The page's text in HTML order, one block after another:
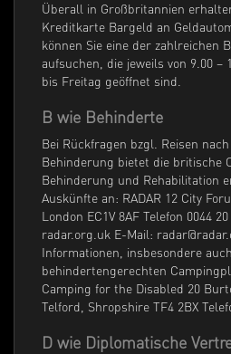
Überall in Großbritannien
Kreditkarte Bargeld an
können Sie eine der zahlreichen
aufsuchen, die jeweils von 9.00 –
bis Freitag geöffnet sind.
B wie Behinderte
Bei Rückfragen bzgl. Reisen
Behinderung bietet die britische
Behinderung und Rehabilitation
Auskünfte an: RADAR 12 City
London EC1V 8AF Telefon 0044
radar.org.uk E-Mail:
Informationen, insbesondere
behindertengerechten
Camping for the Disabled 20
Telford, Shropshire TF4 2BX
D wie Diplomatische